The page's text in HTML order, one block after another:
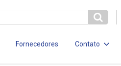
Fornecedores Contato